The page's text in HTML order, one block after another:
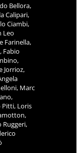
Bellora,
Calipari,
Ciambi,
Leo
Farinella,
Fabio
Jorrioz,
Marc
Pitti, Loris
Ruggeri,